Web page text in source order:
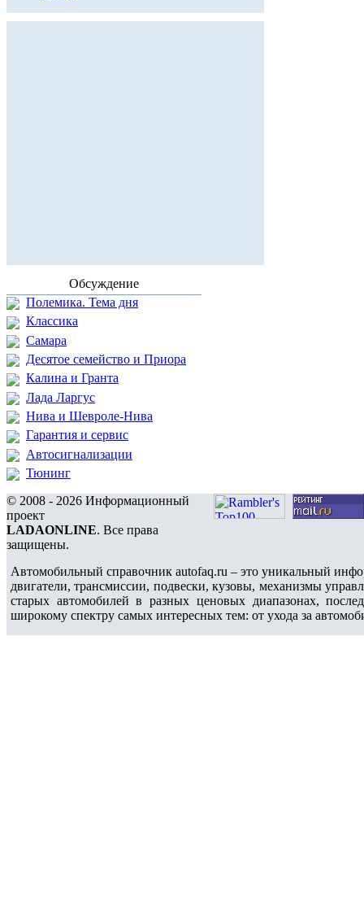
Обсуждение
Полемика. Тема дня
Классика
Самара
Десятое семейство и Приора
Калина и Гранта
Лада Ларгус
Нива и Шевроле-Нива
Гарантия и сервис
Автосигнализации
Тюнинг
© 2008 - 2026 Информационный
проект
LADAONLINE. Все права
защищены.
Автомобильный справочник autofaq.ru – это уникальный
двигатели, трансмиссии, подвески, кузовы, механизмы
старых автомобилей в разных ценовых диапазонах,
широкому спектру самых интересных тем: от ухода за